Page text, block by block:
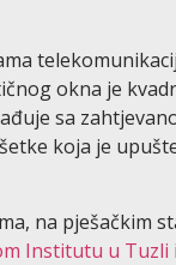
okna je
sa
koja je
na pješačkim
Institutu u Tuzli